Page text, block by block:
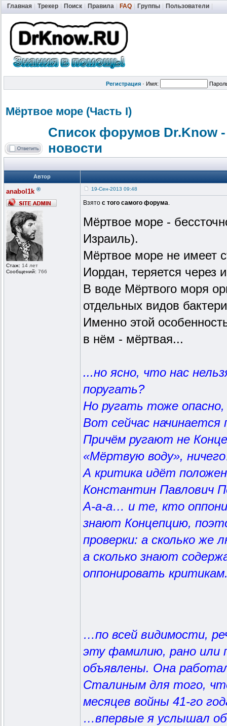
Главная Трекер Поиск Правила FAQ Группы Пользователи
Регистрация · Имя:
Мёртвое море (Часть I)
Список форумов Dr.Know
новости
Автор
anabol1k ®
Стаж: 14 лет
Сообщений: 766
19-Сен-2013 09:48
Взято с того самого форума.
Мёртвое море -
Израиль).
Мёртвое море не имеет
Иордан, теряется через
В воде Мёртвого моря
отдельных видов
Именно этой
в нём - мёртвая...
...но ясно, что нас
поругать?
Но ругать тоже
Вот сейчас начинается
Причём ругают не
«Мёртвую воду»,
А критика идёт
Константин Павлович
А-а-а… и те, кто
знают Концепцию,
проверки: а сколько
а сколько знают
оппонировать
…по всей видимости,
эту фамилию, рано или
объявлены. Она
Сталиным для того,
месяцев войны 41-го
…впервые я услышал об